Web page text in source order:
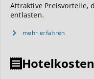
Attraktive Preisvorteile,
entlasten.
mehr erfahren